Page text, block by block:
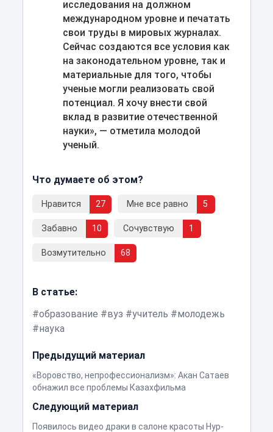
исследования на должном
международном уровне и печатать
свои труды в мировых журналах.
Сейчас создаются все условия как
на законодательном уровне, так и
материальные для того, чтобы
ученые могли реализовать свой
потенциал. Я хочу внести свой
вклад в развитие отечественной
науки», — отметила молодой
ученый.
Что думаете об этом?
Нравится 27 Мне все равно 5
Забавно 10 Сочувствую 1
Возмутительно 68
В статье:
образование
вуз учитель
молодежь
наука
Предыдущий материал
«Воровство, непрофессионализм»: Акан Сатаев
обнажил все проблемы Казахфильма
Следующий материал
Появилось видео драки в салоне красоты Нур-